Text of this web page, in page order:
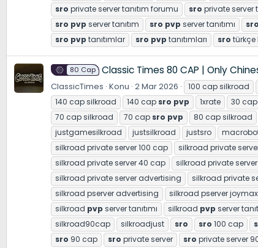
sro private server tanıtım forumu sro private server
sro pvp server tanıtım sro pvp server tanıtımı sro
sro pvp tanıtımlar sro pvp tanıtımları sro türkçe
80 Cap Classic Times 80 CAP | Only
ClassicTimes Konu 2 Mar 2026 100 cap silkroad
140 cap silkroad
140 cap sro pvp 1xrate 30
70 cap silkroad
70 cap sro pvp 80 cap silkroad
justgamesilkroad
justsilkroad justsro
silkroad private server 100 cap
silkroad private
silkroad private server 40 cap
silkroad private
silkroad private server advertising
silkroad private
silkroad pserver advertising
silkroad pserver joymax
silkroad pvp server tanıtımı silkroad pvp server
silkroad90cap
silkroadjust sro sro 100 cap
sro 90 cap sro private server sro private server